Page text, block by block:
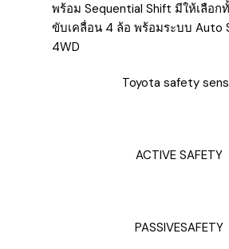
พร้อม Sequential Shift มีให้เลือก
ขับเคลื่อน 4 ล้อ พร้อมระบบ Auto
4WD
Toyota safety
ACTIVE SAFETY
PASSIVESAFETY